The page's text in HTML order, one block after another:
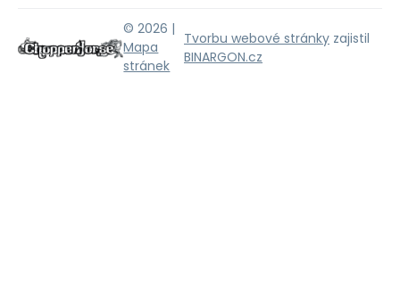
© 2026 |
Mapa
stránek
Tvorbu webové stránky zajistil
BINARGON.cz